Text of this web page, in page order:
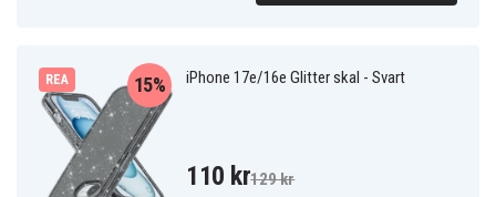
REA iPhone 17e/16e Glitter skal - Svart
15%
110 kr129 kr